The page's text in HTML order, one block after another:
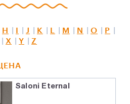
H J K M N O
P
X Y Z
ЦЕНА
Saloni Eternal